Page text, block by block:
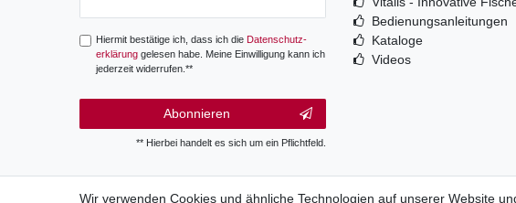
Hiermit bestätige ich, dass ich die Daten­schutz­
erklärunggelesen habe. Meine Einwilligung kann ich
jederzeit widerrufen.**
Abonnieren
** Hierbei handelt es sich um ein Pflichtfeld.
Bedienungsanleitungen
Kataloge
Videos
Wir verwenden Cookies und ähnliche Technologien auf unserer Website